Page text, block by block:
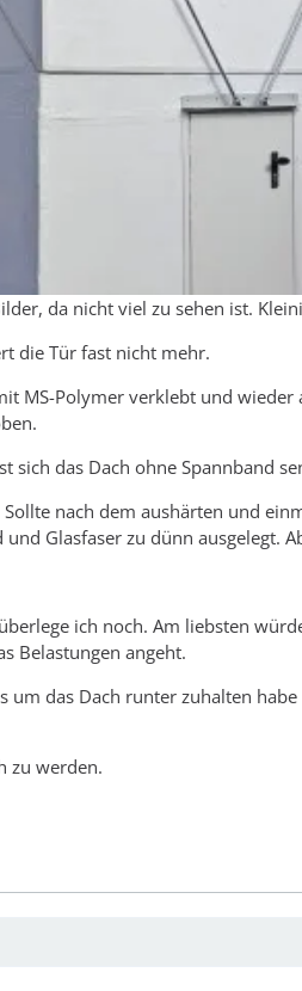
da nicht viel zu sehen ist.
die Tür fast nicht mehr.
MS-Polymer verklebt und wieder
sich das Dach ohne Spannband
nach dem aushärten und
Glasfaser zu dünn ausgelegt.
ich noch. Am liebsten
Belastungen angeht.
das Dach runter zuhalten
zu werden.